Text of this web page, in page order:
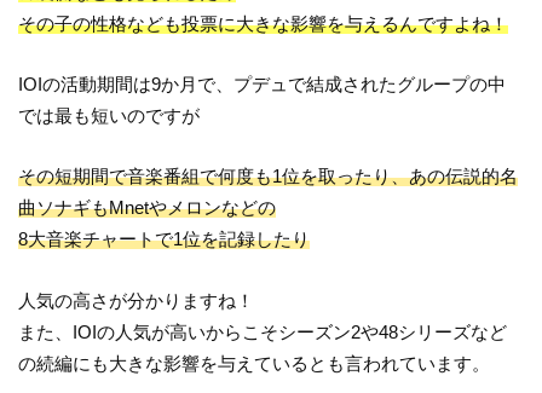
その子の性格なども投票に大きな影響を与えるんですよね！
IOIの活動期間は9か月で、プデュで結成されたグループの中
では最も短いのですが
その短期間で音楽番組で何度も1位を取ったり、あの伝説的名
曲ソナギもMnetやメロンなどの
8大音楽チャートで1位を記録したり
人気の高さが分かりますね！
また、IOIの人気が高いからこそシーズン2や48シリーズなど
の続編にも大きな影響を与えているとも言われています。